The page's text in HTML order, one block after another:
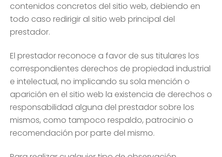
contenidos concretos del sitio web, debiendo en
todo caso redirigir al sitio web principal del
prestador.
El prestador reconoce a favor de sus titulares los
correspondientes derechos de propiedad industrial
e intelectual, no implicando su sola mención o
aparición en el sitio web la existencia de derechos o
responsabilidad alguna del prestador sobre los
mismos, como tampoco respaldo, patrocinio o
recomendación por parte del mismo.